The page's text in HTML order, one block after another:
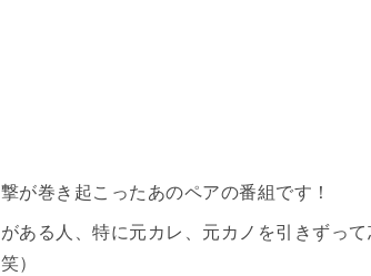
が巻き起こったあのペアの番組です！
ある人、特に元カレ、元カノを引きずっ
）